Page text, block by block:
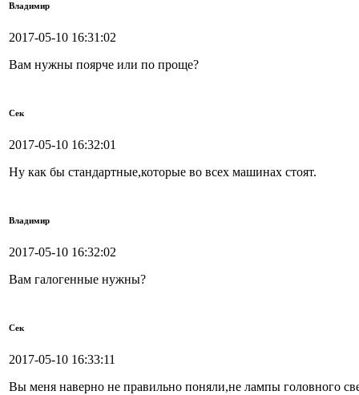
Владимир
2017-05-10 16:31:02
Вам нужны поярче или по проще?
Сек
2017-05-10 16:32:01
Ну как бы стандартные,которые во всех машинах стоят.
Владимир
2017-05-10 16:32:02
Вам галогенные нужны?
Сек
2017-05-10 16:33:11
Вы меня наверно не правильно поняли,не лампы головного